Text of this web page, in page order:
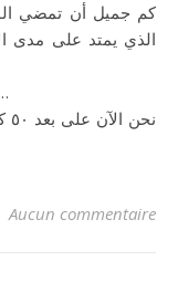
كم جميل أن تمضي
الذي يمتد على مدى
نقصد هذه المرة
Aucun commentaire